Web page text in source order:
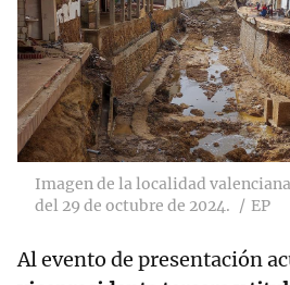
Imagen de la localidad
del 29 de octubre de 2024.
EP
Al evento de presentación